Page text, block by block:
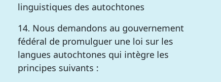
linguistiques des autochtones
14. Nous demandons au gouvernement
fédéral de promulguer une loi sur les
langues autochtones qui intègre les
principes suivants :